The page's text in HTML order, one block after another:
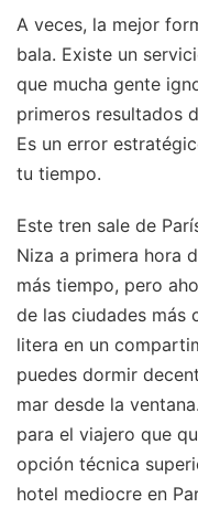
A veces, la mejor
bala. Existe un
que mucha gente
primeros resultados
Es un error
tu tiempo.
Este tren sale de
Niza a primera hora
más tiempo, pero
de las ciudades más
litera en un
puedes dormir
mar desde la
para el viajero que
opción técnica
hotel mediocre en